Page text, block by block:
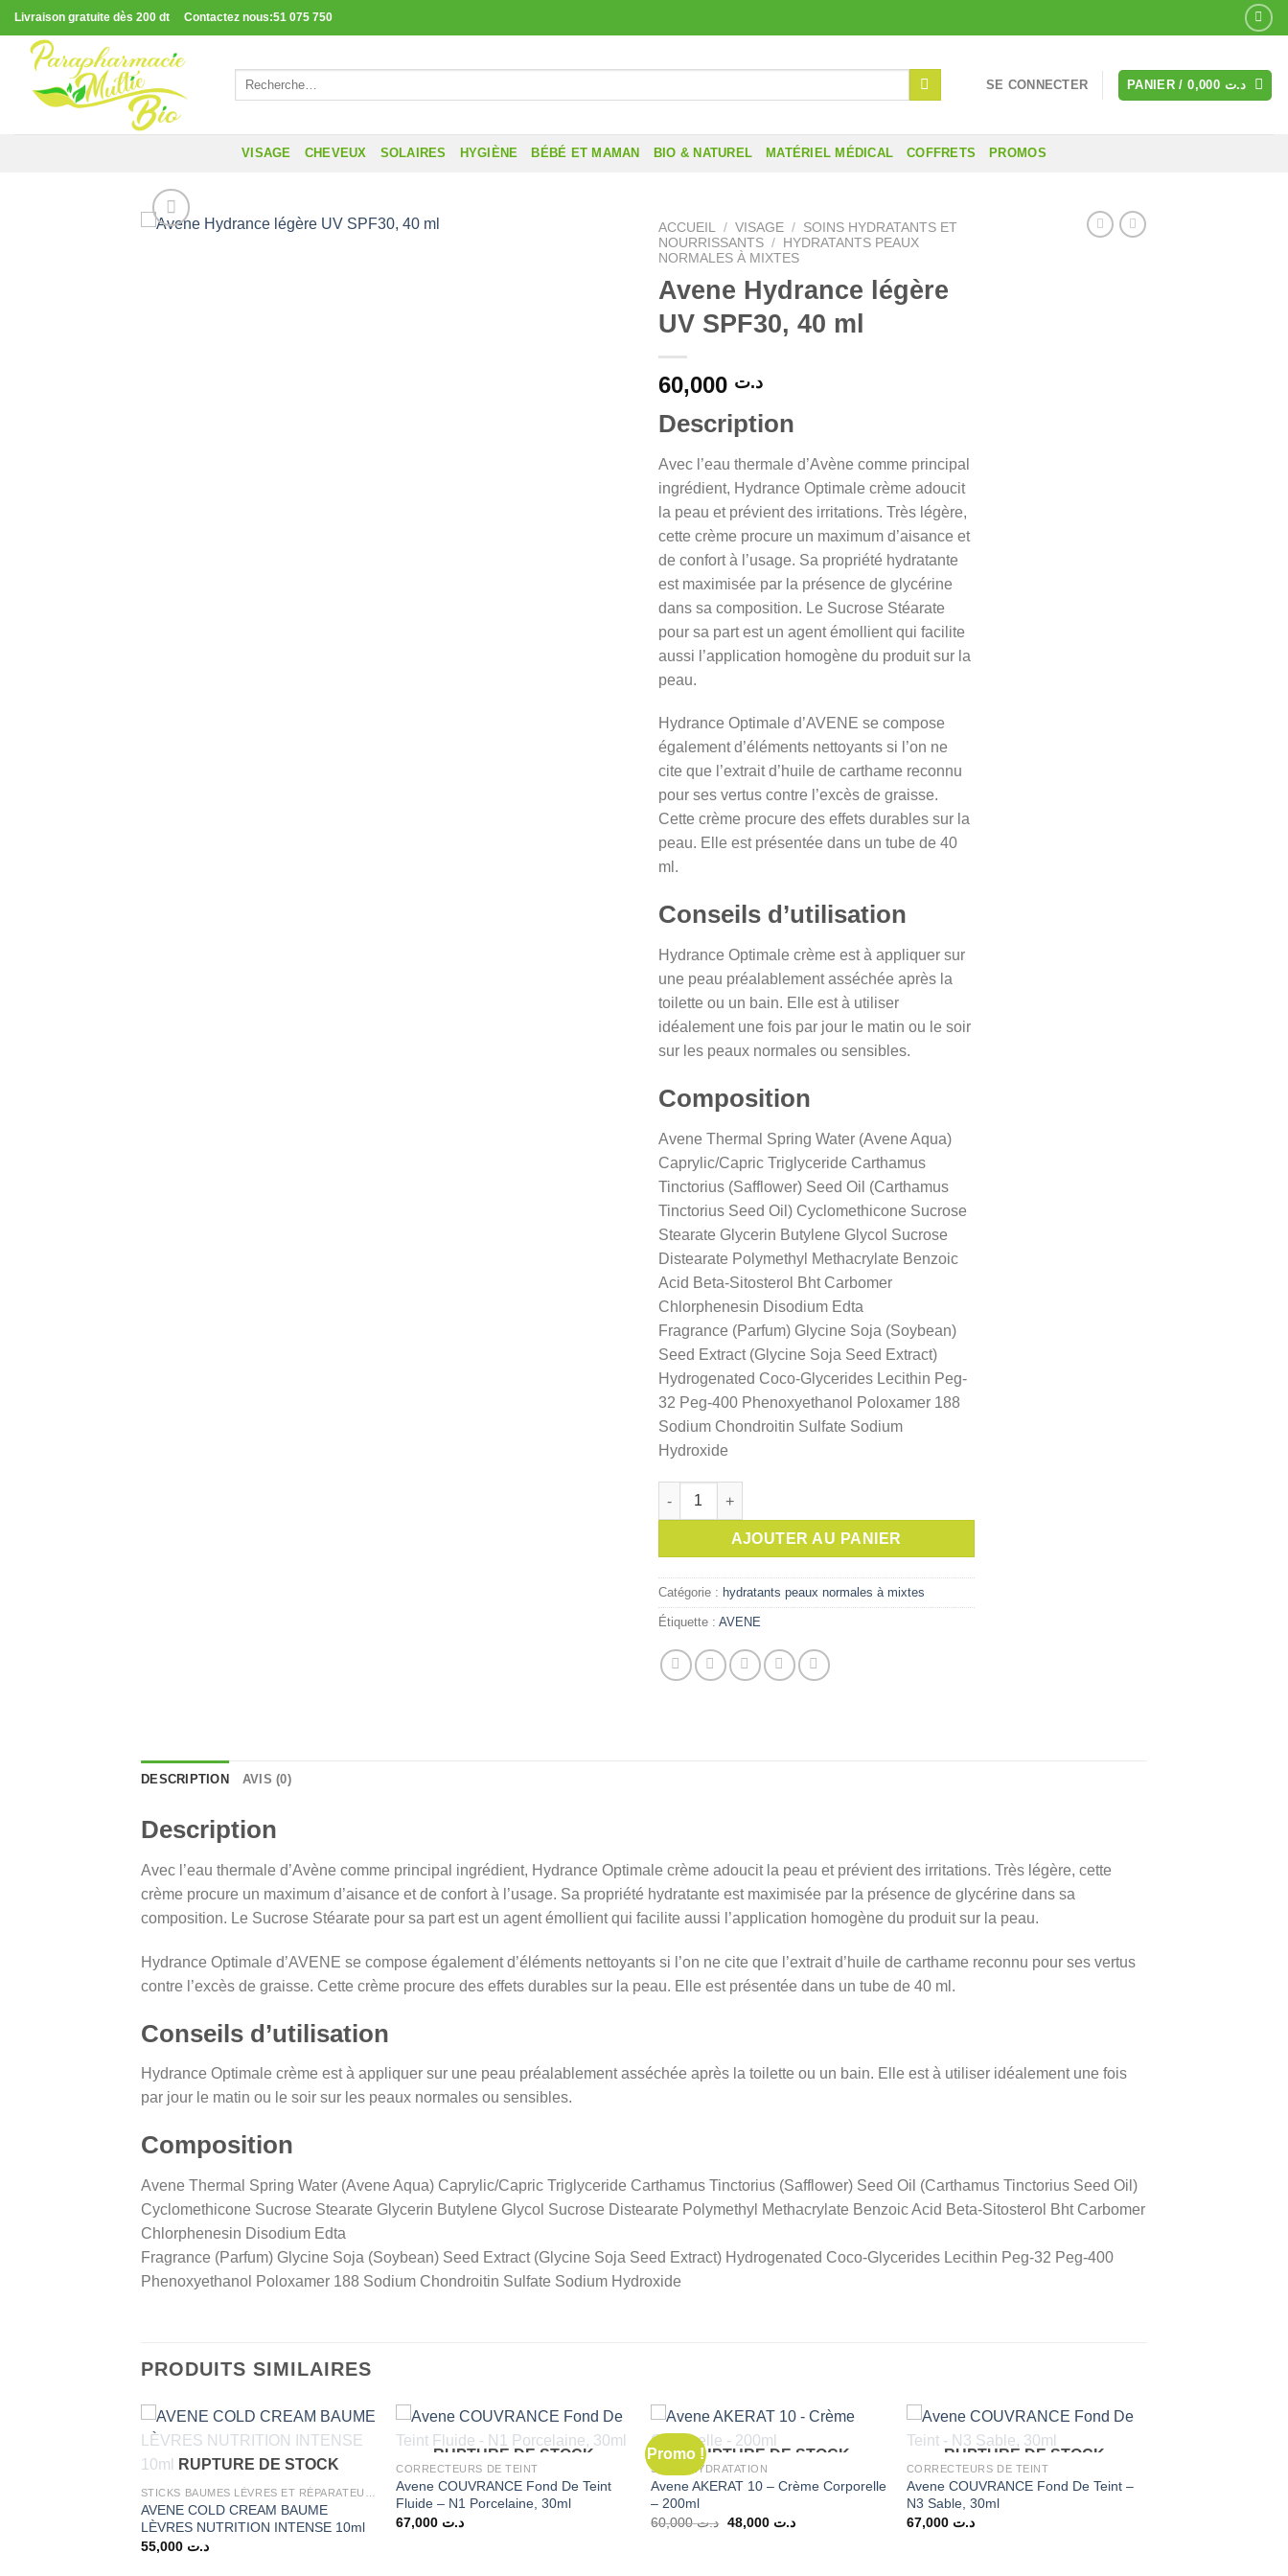
Passer
au
contenu
Livraison gratuite dès 200 dt Contactez nous:51 075 750
Recherche
SE CONNECTER PANIER / د.ت
VISAGE CHEVEUX SOLAIRES HYGIÈNE BÉBÉ ET MAMAN BIO & NATUREL MATÉRIEL MÉDICAL COFFRETS PROMOS
ACCUEIL / VISAGE / SOINS HYDRATANTS ET
NOURRISSANTS /
HYDRATANTS PEAUX
NORMALES À MIXTES
Avene Hydrance légère
UV SPF30, 40 ml
د.ت
Description
Avec l’eau thermale d’Avène comme principal
ingrédient, Hydrance Optimale crème adoucit
la peau et prévient des irritations. Très légère,
cette crème procure un maximum d’aisance et
de confort à l’usage. Sa propriété hydratante
est maximisée par la présence de glycérine
dans sa composition. Le Sucrose Stéarate
pour sa part est un agent émollient qui facilite
aussi l’application homogène du produit sur la
peau.
Hydrance Optimale d’AVENE se compose
également d’éléments nettoyants si l’on ne
cite que l’extrait d’huile de carthame reconnu
pour ses vertus contre l’excès de graisse.
Cette crème procure des effets durables sur la
peau. Elle est présentée dans un tube de 40
ml.
Conseils d’utilisation
Hydrance Optimale crème est à appliquer sur
une peau préalablement asséchée après la
toilette ou un bain. Elle est à utiliser
idéalement une fois par jour le matin ou le soir
sur les peaux normales ou sensibles.
Composition
Avene Thermal Spring Water (Avene Aqua)
Caprylic/Capric Triglyceride Carthamus
Tinctorius (Safflower) Seed Oil (Carthamus
Tinctorius Seed Oil) Cyclomethicone Sucrose
Stearate Glycerin Butylene Glycol Sucrose
Distearate Polymethyl Methacrylate Benzoic
Acid Beta-Sitosterol Bht Carbomer
Chlorphenesin Disodium Edta
Fragrance (Parfum) Glycine Soja (Soybean)
Seed Extract (Glycine Soja Seed Extract)
Hydrogenated Coco-Glycerides Lecithin Peg-
32 Peg-400 Phenoxyethanol Poloxamer 188
Sodium Chondroitin Sulfate Sodium
Hydroxide
quantité de Avene Hydrance légère UV SPF30, 40 ml
AJOUTER AU PANIER
Catégorie : hydratants peaux normales à mixtes
Étiquette : AVENE
DESCRIPTION AVIS (0)
Description
Avec l’eau thermale d’Avène comme principal ingrédient, Hydrance Optimale crème adoucit la peau et prévient des irritations. Très légère, cette
crème procure un maximum d’aisance et de confort à l’usage. Sa propriété hydratante est maximisée par la présence de glycérine dans sa
composition. Le Sucrose Stéarate pour sa part est un agent émollient qui facilite aussi l’application homogène du produit sur la peau.
Hydrance Optimale d’AVENE se compose également d’éléments nettoyants si l’on ne cite que l’extrait d’huile de carthame reconnu pour ses vertus
contre l’excès de graisse. Cette crème procure des effets durables sur la peau. Elle est présentée dans un tube de 40 ml.
Conseils d’utilisation
Hydrance Optimale crème est à appliquer sur une peau préalablement asséchée après la toilette ou un bain. Elle est à utiliser idéalement une fois
par jour le matin ou le soir sur les peaux normales ou sensibles.
Composition
Avene Thermal Spring Water (Avene Aqua) Caprylic/Capric Triglyceride Carthamus Tinctorius (Safflower) Seed Oil (Carthamus Tinctorius Seed Oil)
Cyclomethicone Sucrose Stearate Glycerin Butylene Glycol Sucrose Distearate Polymethyl Methacrylate Benzoic Acid Beta-Sitosterol Bht Carbomer
Chlorphenesin Disodium Edta
Fragrance (Parfum) Glycine Soja (Soybean) Seed Extract (Glycine Soja Seed Extract) Hydrogenated Coco-Glycerides Lecithin Peg-32 Peg-400
Phenoxyethanol Poloxamer 188 Sodium Chondroitin Sulfate Sodium Hydroxide
PRODUITS SIMILAIRES
RUPTURE DE STOCK
AVENE COLD CREAM BAUME
LÈVRES NUTRITION INTENSE 10ml
د.ت 55,000
RUPTURE DE STOCK
CORRECTEURS DE TEINT
Avene COUVRANCE Fond De Teint
Fluide – N1 Porcelaine, 30ml
د.ت
Promo !RUPTURE DE STOCK
SOINS HYDRATATION
Avene AKERAT 10 – Crème Corporelle
– 200ml
د.ت60,000
Le
د.ت 48,000
Le
RUPTURE DE STOCK
CORRECTEURS DE TEINT
Avene COUVRANCE Fond De Teint –
N3 Sable, 30ml
د.ت 67,000